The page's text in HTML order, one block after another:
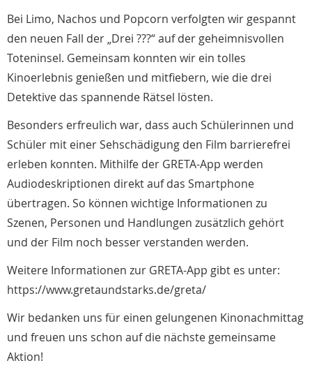
Bei Limo, Nachos und Popcorn verfolgten wir gespannt
den neuen Fall der „Drei ???“ auf der geheimnisvollen
Toteninsel. Gemeinsam konnten wir ein tolles
Kinoerlebnis genießen und mitfiebern, wie die drei
Detektive das spannende Rätsel lösten.
Besonders erfreulich war, dass auch Schülerinnen und
Schüler mit einer Sehschädigung den Film barrierefrei
erleben konnten. Mithilfe der GRETA-App werden
Audiodeskriptionen direkt auf das Smartphone
übertragen. So können wichtige Informationen zu
Szenen, Personen und Handlungen zusätzlich gehört
und der Film noch besser verstanden werden.
Weitere Informationen zur GRETA-App gibt es unter:
https://www.gretaundstarks.de/greta/
Wir bedanken uns für einen gelungenen Kinonachmittag
und freuen uns schon auf die nächste gemeinsame
Aktion!